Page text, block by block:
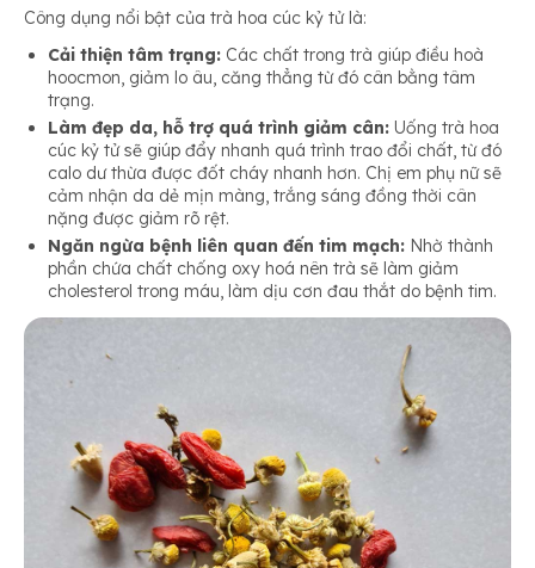
Công dụng nổi bật của trà hoa cúc kỷ tử là:
Cải thiện tâm trạng: Các chất trong trà giúp điều hoà
hoocmon, giảm lo âu, căng thẳng từ đó cân bằng tâm
trạng.
Làm đẹp da, hỗ trợ quá trình giảm cân: Uống trà hoa
cúc kỷ tử sẽ giúp đẩy nhanh quá trình trao đổi chất, từ đó
calo dư thừa được đốt cháy nhanh hơn. Chị em phụ nữ sẽ
cảm nhận da dẻ mịn màng, trắng sáng đồng thời cân
nặng được giảm rõ rệt.
Ngăn ngừa bệnh liên quan đến tim mạch: Nhờ thành
phần chứa chất chống oxy hoá nên trà sẽ làm giảm
cholesterol trong máu, làm dịu cơn đau thắt do bệnh tim.